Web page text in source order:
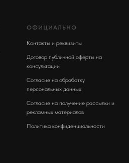
ОФИЦИАЛЬНО
Контакты и реквизиты
Договор публичной оферты на
консультации
Согласие на обработку
персональных данных
Согласие на получение рассылки и
рекламных материалов
Политика конфиденциальности